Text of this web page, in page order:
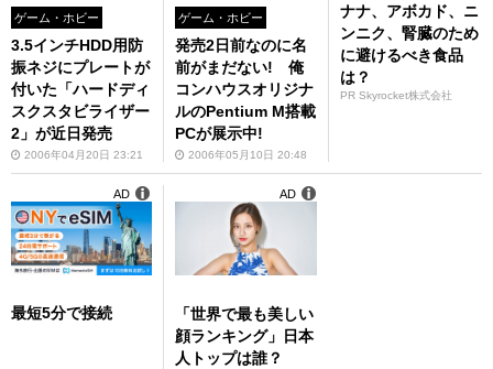
ゲーム・ホビー
3.5インチHDD用防
振ネジにプレートが
付いた「ハードディ
スクスタビライザー
2」が近日発売
2006年04月20日 23:21
ゲーム・ホビー
発売2日前なのに名
前がまだない! 俺
コンハウスオリジナ
ルのPentium M搭載
PCが展示中!
2006年05月10日 20:48
ナナ、アボカド、ニ
ンニク、腎臓のため
に避けるべき食品
は？
PR Skyrocket株式会社
最短5分で接続
AD
「世界で最も美しい
顔ランキング」日本
人トップは誰？
AD